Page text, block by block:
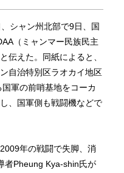
シャン州北部で9日、国
（ミャンマー民族民主
伝えた。同紙によると、
自治特別区ラオカイ地区
軍の前哨基地をコーカ
、国軍側も戦闘機などで
年の戦闘で失脚、消
者Pheung Kya-shin氏が